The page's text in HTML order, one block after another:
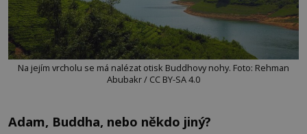
Na jejím vrcholu se má nalézat otisk Buddhovy nohy. Foto: Rehman
Abubakr / CC BY-SA 4.0
Adam, Buddha, nebo někdo jiný?